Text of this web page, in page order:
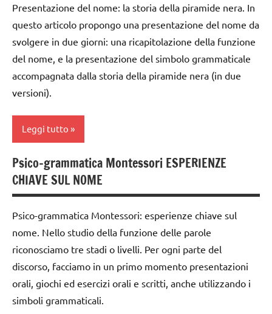
LINGUAGGIO
MONTESSORI
materiale
didattico
nomenclature
Montessori
Montessori
studio
delle
parole
TUTTI GLI
ARGOMENTI
PER ETA'
TUTTI GLI
ARTICOLI
classe
1a
classe
2a
3a
DOWNLOAD
GUIDA
DIDATTICA
MONTESSORI
LINGUAGGIO
MONTESSORI
materiale
didattico
Presentazione del nome: la storia della piramide nera. In
questo articolo propongo una presentazione del nome da
svolgere in due giorni: una ricapitolazione della funzione
del nome, e la presentazione del simbolo grammaticale
accompagnata dalla storia della piramide nera (in due
versioni).
Leggi tutto
analisi
grammaticale
Montessori
classe
1a
dai
6
anni
DOWNLOAD
Psico-grammatica Montessori ESPERIENZE
CHIAVE SUL NOME
Psico-grammatica Montessori: esperienze chiave sul
nome. Nello studio della funzione delle parole
riconosciamo tre stadi o livelli. Per ogni parte del
discorso, facciamo in un primo momento presentazioni
orali, giochi ed esercizi orali e scritti, anche utilizzando i
simboli grammaticali.